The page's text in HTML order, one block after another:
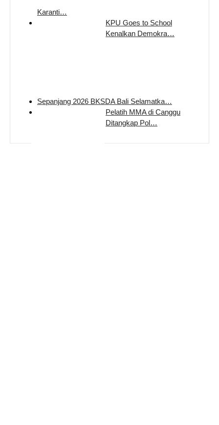
Karanti…
KPU Goes to School
Kenalkan Demokra…
Sepanjang 2026 BKSDA Bali Selamatka…
Pelatih MMA di Canggu
Ditangkap Pol…